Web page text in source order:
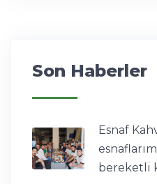
Son Haberler
Esnaf
bereketli